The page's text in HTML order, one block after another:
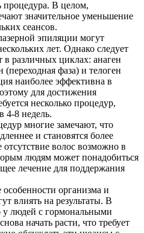
процедура. В целом,
значительное уменьшение
сеансов.
эпиляции могут
лет. Однако следует
в различных циклах: анаген
(переходная фаза) и телоген
наиболее эффективна в
для достижения
несколько процедур,
4-8 недель.
многие замечают, что
и становятся более
волос возможно в
людям может понадобиться
лечение для поддержания
организма и
влиять на результаты. В
у людей с гормональными
начать расти, что требует